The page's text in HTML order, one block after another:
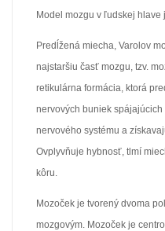
Model mozgu v ľudskej hlave
Predĺžená miecha, Varolov
najstaršiu časť mozgu, tzv.
retikulárna formácia, ktorá
nervových buniek
nervového systému a
Ovplyvňuje hybnosť, tlmí
kôru.
Mozoček je tvorený dvoma
mozgovým. Mozoček je